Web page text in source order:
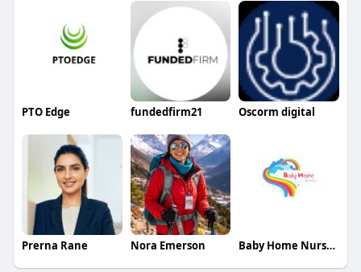
PTO Edge fundedfirm21 Oscorm digital
Prerna Rane Nora Emerson Baby Home Nursery